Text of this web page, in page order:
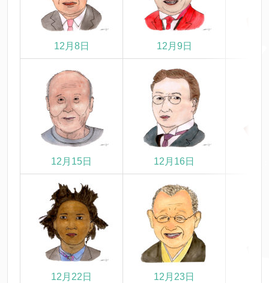
12月8日 12月9日
12月15日 12月16日
12月22日 12月23日